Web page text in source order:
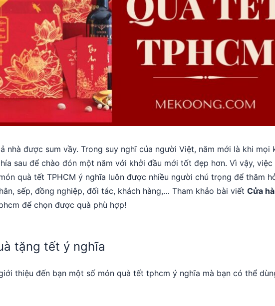
nhà được sum vầy. Trong suy nghĩ của người Việt, năm mới là khi mọi
sau để chào đón một năm với khởi đầu mới tốt đẹp hơn. Vì vậy, việc
quà tết TPHCM ý nghĩa luôn được nhiều người chú trọng để thăm
sếp, đồng nghiệp, đối tác, khách hàng,… Tham khảo bài viết Cửa
để chọn được quà phù hợp!
tặng tết ý nghĩa
thiệu đến bạn một số món quà tết tphcm ý nghĩa mà bạn có thể